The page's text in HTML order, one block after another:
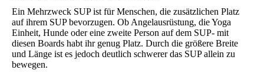
Ein Mehrzweck SUPist für Menschen, die zusätzlichen Platz
auf ihrem SUP bevorzugen. Ob Angelausrüstung, die Yoga
Einheit, Hunde oder eine zweite Person auf dem SUP- mit
diesen Boards habt ihr genug Platz. Durch die größere Breite
und Länge ist es jedoch deutlich schwerer das SUP allein zu
bewegen.